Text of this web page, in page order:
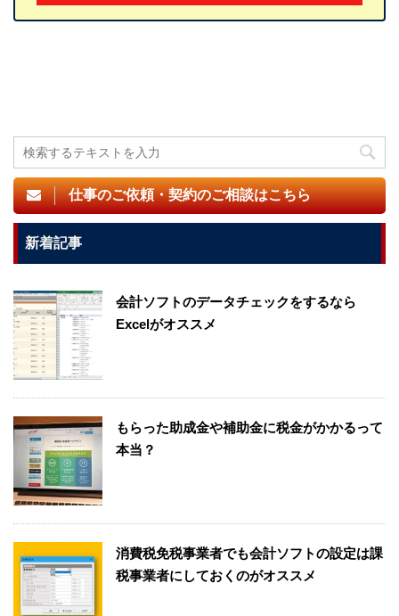
仕事のご依頼・契約のご相談はこちら
新着記事
会計ソフトのデータチェックをするなら
Excelがオススメ
もらった助成金や補助金に税金がかかるって
本当？
消費税免税事業者でも会計ソフトの設定は課
税事業者にしておくのがオススメ